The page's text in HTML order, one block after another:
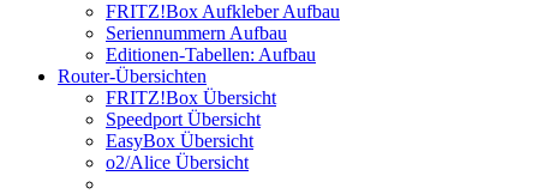
FRITZ!Box Aufkleber Aufbau
Seriennummern Aufbau
Editionen-Tabellen: Aufbau
Router-Übersichten
FRITZ!Box Übersicht
Speedport Übersicht
EasyBox Übersicht
o2/Alice Übersicht